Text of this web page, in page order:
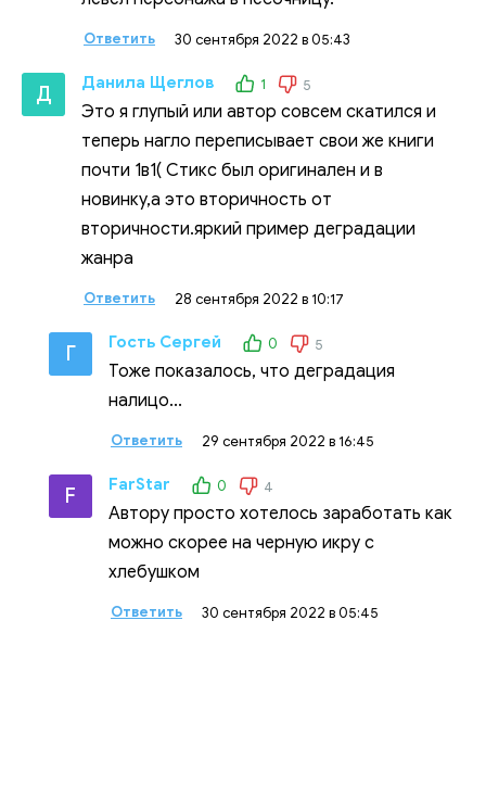
Ответить 30 сентября 2022 в 05:43
Д Данила Щеглов 1 5
Это я глупый или автор совсем скатился и
теперь нагло переписывает свои же книги
почти 1в1( Стикс был оригинален и в
новинку,а это вторичность от
вторичности.яркий пример деградации
жанра
Ответить 28 сентября 2022 в 10:17
Г Гость Сергей 0 5
Тоже показалось, что деградация
налицо...
Ответить 29 сентября 2022 в 16:45
F FarStar 0 4
Автору просто хотелось заработать как
можно скорее на черную икру с
хлебушком
Ответить 30 сентября 2022 в 05:45